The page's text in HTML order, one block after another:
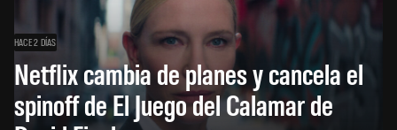
HACE 2 DÍAS
Netflix cambia de planes y cancela el
spinoff de El Juego del Calamar de